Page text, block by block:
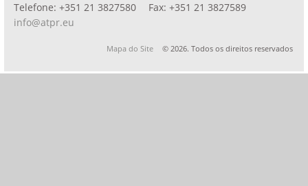
Telefone:+351 21 3827580 Fax:+351 21 3827589
info@atpr.eu
Mapa do Site © 2026. Todos os direitos reservados